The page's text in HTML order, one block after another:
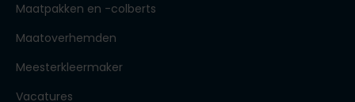
Maatpakken en -colberts
Maatoverhemden
Meesterkleermaker
Vacatures